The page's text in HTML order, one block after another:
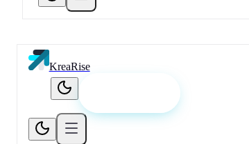
KreaRise